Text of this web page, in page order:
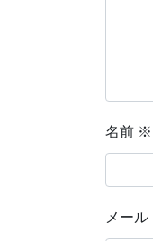
名前 ※
メール